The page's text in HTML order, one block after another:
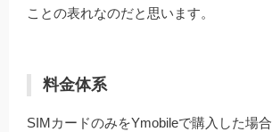
ことの表れなのだと思います。
料金体系
SIMカードのみをYmobileで購入した場合